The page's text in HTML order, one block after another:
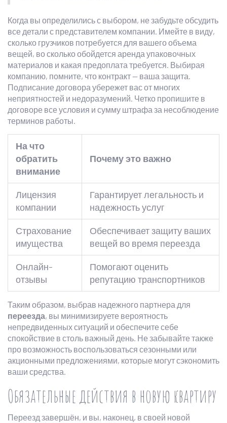
Когда вы определились с выбором, не забудьте обсудить
все детали с представителем компании. Имейте в виду,
сколько грузчиков потребуется для вашего объема
вещей, во сколько обойдется аренда упаковочных
материалов и какая предоплата требуется. Выбирая
компанию, помните, что контракт — ваша защита.
Подписание договора убережет вас от многих
неприятностей и недоразумений. Четко пропишите в
договоре все условия и сумму штрафа за несоблюдение
терминов работы.
На что
обратить
внимание
Почему это важно
Лицензия
компании
Гарантирует легальность и
надежность услуг
Страхование
имущества
Обеспечивает защиту ваших
вещей во время переезда
Онлайн-
отзывы
Помогают оценить
репутацию транспортников
Таким образом, выбрав надежного партнера для
переезда, вы минимизируете вероятность
непредвиденных ситуаций и обеспечите себе
спокойствие в столь важный день. Не забывайте также
про возможность воспользоваться сезонными или
акционными предложениями, которые могут сэкономить
ваши средства.
Обязательные действия в новую квартиру
Переезд завершён, и вы, наконец, в своей новой